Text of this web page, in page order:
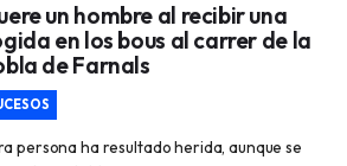
un hombre al recibir una
en los bous al carrer de la
de Farnals
persona ha resultado herida, aunque se